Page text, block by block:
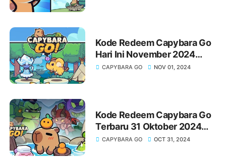
Kode Redeem Capybara Go
Hari Ini November 2024
Terbaru!
CAPYBARA GO NOV 01, 2024
Kode Redeem Capybara Go
Terbaru 31 Oktober 2024
Hari Ini!
CAPYBARA GO OCT 31, 2024